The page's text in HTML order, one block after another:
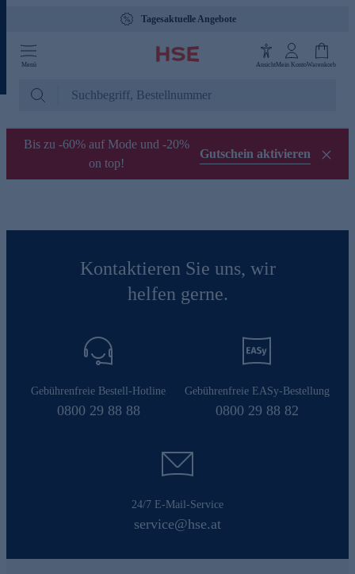
Tagesaktuelle Angebote
Menü AnsichtMein KontoWarenkorb
Bis zu -60% auf Mode und -20%
on top!
Gutschein aktivieren
Kontaktieren Sie uns, wir
helfen gerne.
Gebührenfreie Bestell-Hotline
0800 29 88 88
Gebührenfreie EASy-Bestellung
0800 29 88 82
24/7 E-Mail-Service
service@hse.at